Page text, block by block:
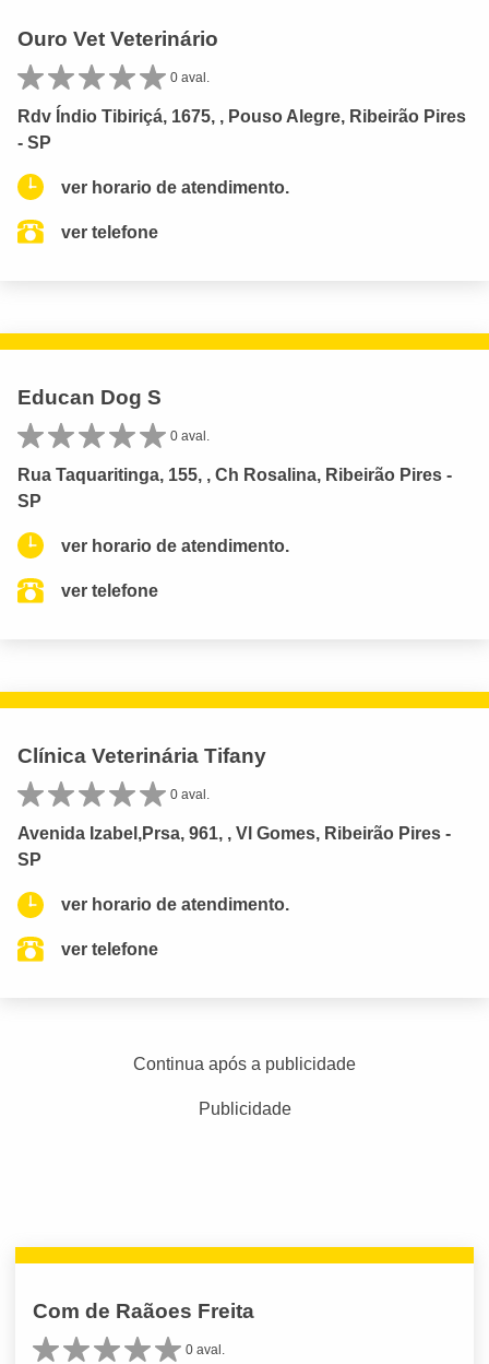
Ouro Vet Veterinário
0 aval.
Rdv Índio Tibiriçá, 1675, , Pouso Alegre, Ribeirão Pires
- SP
ver horario de atendimento.
ver telefone
Educan Dog S
0 aval.
Rua Taquaritinga, 155, , Ch Rosalina, Ribeirão Pires -
SP
ver horario de atendimento.
ver telefone
Clínica Veterinária Tifany
0 aval.
Avenida Izabel,Prsa, 961, , Vl Gomes, Ribeirão Pires -
SP
ver horario de atendimento.
ver telefone
Continua após a publicidade
Publicidade
Com de Raãoes Freita
0 aval.